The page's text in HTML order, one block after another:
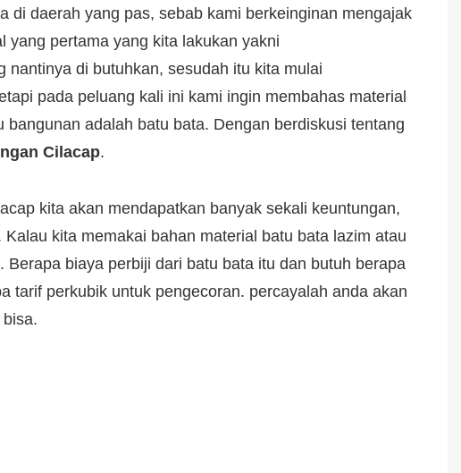
di daerah yang pas, sebab kami berkeinginan mengajak
yang pertama yang kita lakukan yakni
nantinya di butuhkan, sesudah itu kita mulai
pada peluang kali ini kami ingin membahas material
adalah batu bata. Dengan berdiskusi tentang
Cilacap.
kita akan mendapatkan banyak sekali keuntungan,
kita memakai bahan material batu bata lazim atau
biaya perbiji dari batu bata itu dan butuh berapa
tarif perkubik untuk pengecoran. percayalah anda akan